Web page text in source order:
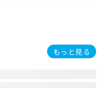
もっと見る